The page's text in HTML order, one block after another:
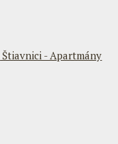
- Apartmány